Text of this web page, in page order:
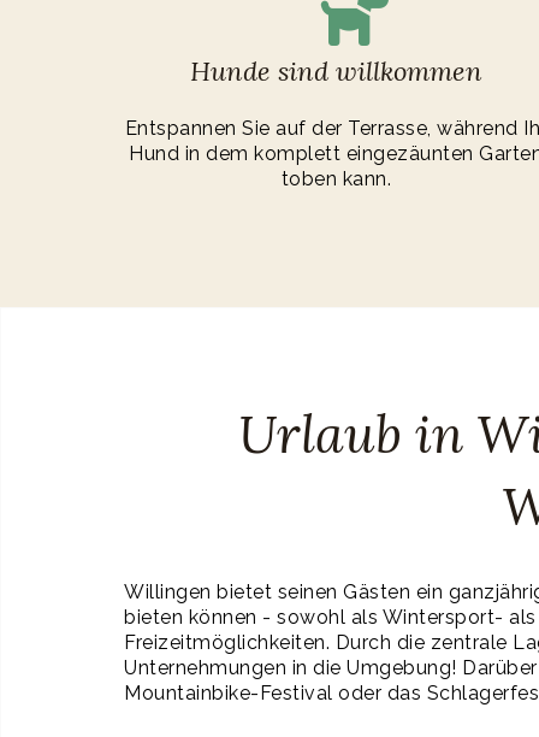
Hunde sind willkommen
Entspannen Sie auf der Terrasse, während
Hund in dem komplett eingezäunten
toben kann.
Urlaub in
Willingen bietet seinen Gästen ein
bieten können - sowohl als Wintersport-
Freizeitmöglichkeiten. Durch die zentrale
Unternehmungen in die Umgebung!
Mountainbike-Festival oder das